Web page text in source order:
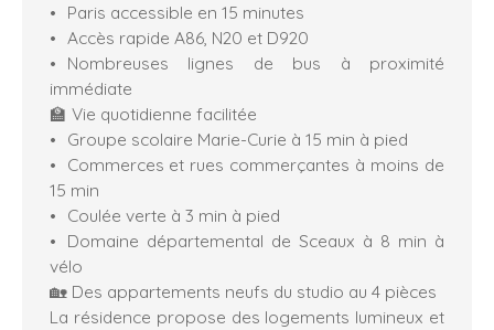
Paris accessible en 15 minutes
Accès rapide A86, N20 et D920
Nombreuses lignes de bus à proximité
immédiate
🏫 Vie quotidienne facilitée
Groupe scolaire Marie-Curie à 15 min à pied
Commerces et rues commerçantes à moins de
15 min
Coulée verte à 3 min à pied
Domaine départemental de Sceaux à 8 min à
vélo
🏡 Des appartements neufs du studio au 4 pièces
La résidence propose des logements lumineux et